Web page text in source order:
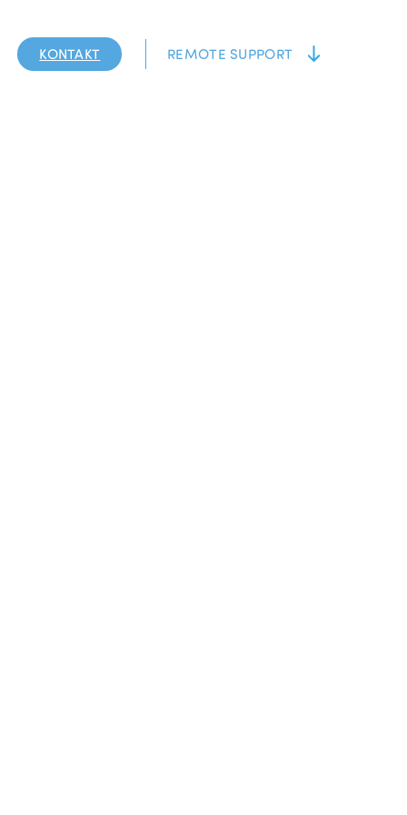
KONTAKT REMOTE SUPPORT